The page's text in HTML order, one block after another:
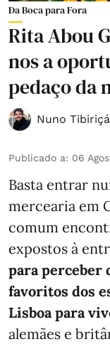
Da Boca para Fora
Rita Abou
nos a
pedaço da
Nuno Tibiriçá
Publicado a: 06
Basta entrar
mercearia em
comum
expostos à
para perceber
favoritos dos
Lisboa para
alemães e